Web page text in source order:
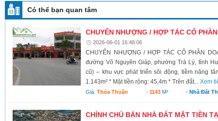
Có thể bạn quan tâm
CHUYỂN NHƯỢNG / HỢP TÁC CỔ
2026-06-01 16:48:06
CHUYỂN NHƯỢNG / HỢP TÁC CỔ PHẦN
đường Võ Nguyên Giáp, phường Trà Lý, tỉnh
cũ) – khu vực phát triển sôi động, tiềm năng
1.143m² * Mặt tiền rộng: 45,4m * Trên đất...Xem
Giá:Thỏa Thuận - 1143M² - Nhà Đất
CHÍNH CHỦ BÁN NHÀ ĐẤT MẶT TIỀN